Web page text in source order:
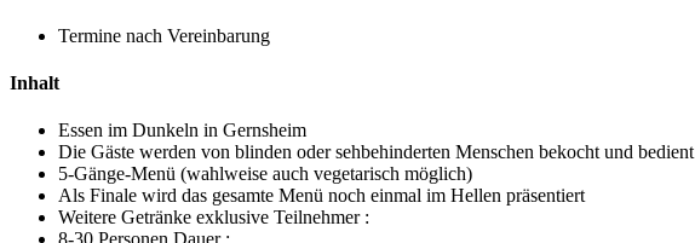
Termine nach Vereinbarung
Inhalt
Essen im Dunkeln in Gernsheim
Die Gäste werden von blinden oder sehbehinderten Menschen bekocht und bedient
5-Gänge-Menü (wahlweise auch vegetarisch möglich)
Als Finale wird das gesamte Menü noch einmal im Hellen präsentiert
Weitere Getränke exklusive Teilnehmer :